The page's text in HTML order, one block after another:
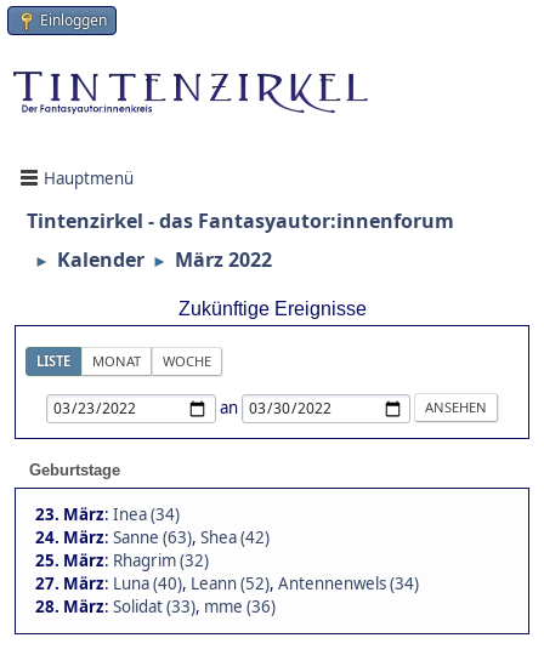
Einloggen
Hauptmenü
Tintenzirkel - das Fantasyautor:innenforum
► Kalender ► März 2022
Zukünftige Ereignisse
LISTE MONAT WOCHE
an
Geburtstage
23. März: Inea (34)
24. März: Sanne (63), Shea (42)
25. März: Rhagrim (32)
27. März: Luna (40), Leann (52), Antennenwels (34)
28. März: Solidat (33), mme (36)